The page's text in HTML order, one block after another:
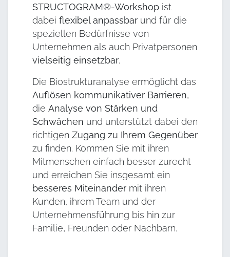
STRUCTOGRAM®-Workshop ist
dabei flexibel anpassbar und für die
speziellen Bedürfnisse von
Unternehmen als auch Privatpersonen
vielseitig einsetzbar.
Die Biostrukturanalyse ermöglicht das
Auflösen kommunikativer Barrieren,
die Analyse von Stärken und
Schwächen und unterstützt dabei den
richtigen Zugang zu Ihrem Gegenüber
zu finden. Kommen Sie mit ihren
Mitmenschen einfach besser zurecht
und erreichen Sie insgesamt ein
besseres Miteinander mit ihren
Kunden, ihrem Team und der
Unternehmensführung bis hin zur
Familie, Freunden oder Nachbarn.